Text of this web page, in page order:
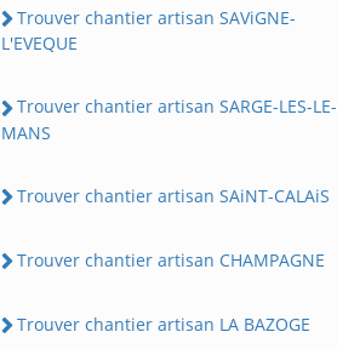
Trouver chantier artisan SAViGNE-
L'EVEQUE
Trouver chantier artisan SARGE-LES-LE-
MANS
Trouver chantier artisan SAiNT-CALAiS
Trouver chantier artisan CHAMPAGNE
Trouver chantier artisan LA BAZOGE